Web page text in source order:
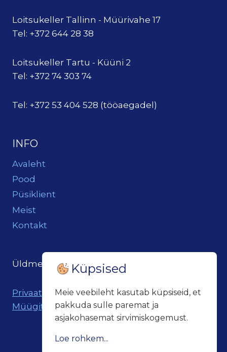
Loitsukeller Tallinn - Müürivahe 17
Tel: +372 644 28 38
Loitsukeller Tartu - Küüni 2
Tel: +372 74 303 74
Tel: +372 53 404 528 (tööaegadel)
INFO
Avaleht
Pood
Püsiklient
Meist
Kontakt
Üldmeil: loits@loitsukeller.ee
Privaatsuspoliitika
Müügitingimused
Küpsised
Meie veebileht kasutab küpsiseid, et
pakkuda sulle paremat ja
asjakohasemat sirvimiskogemust.
Loe rohkem...